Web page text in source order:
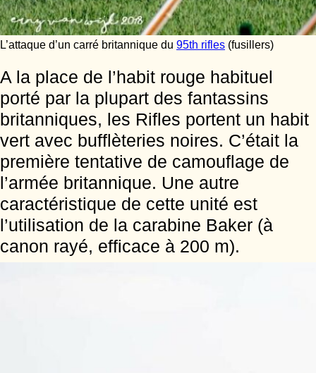
L’attaque d’un carré britannique du 95th rifles (fusillers)
A la place de l’habit rouge habituel
porté par la plupart des fantassins
britanniques, les Rifles portent un habit
vert avec bufflèteries noires. C’était la
première tentative de camouflage de
l’armée britannique. Une autre
caractéristique de cette unité est
l’utilisation de la carabine Baker (à
canon rayé, efficace à 200 m).